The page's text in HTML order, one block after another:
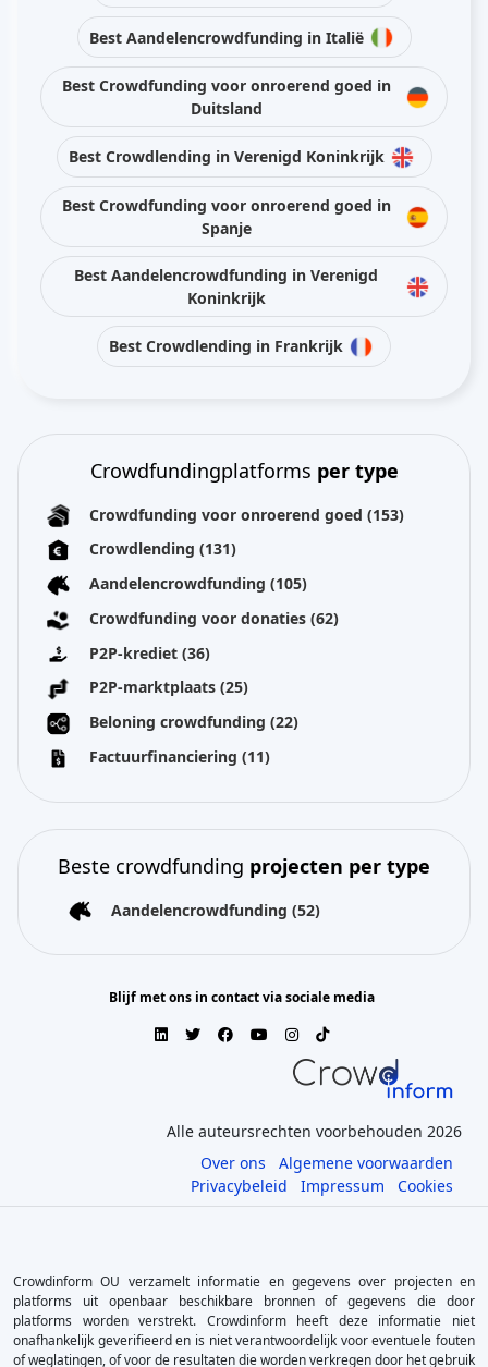
Best Aandelencrowdfunding in Italië
Best Crowdfunding voor onroerend goed in
Duitsland
Best Crowdlending in Verenigd Koninkrijk
Best Crowdfunding voor onroerend goed in
Spanje
Best Aandelencrowdfunding in Verenigd
Koninkrijk
Best Crowdlending in Frankrijk
Crowdfundingplatforms per type
Crowdfunding voor onroerend goed (153)
Crowdlending (131)
Aandelencrowdfunding (105)
Crowdfunding voor donaties (62)
P2P-krediet (36)
P2P-marktplaats (25)
Beloning crowdfunding (22)
Factuurfinanciering (11)
Beste crowdfunding projecten per type
Aandelencrowdfunding (52)
Blijf met ons in contact via sociale media
Alle auteursrechten voorbehouden 2026
Over ons
Algemene voorwaarden
Privacybeleid
Impressum Cookies
Crowdinform OU verzamelt informatie en gegevens over projecten en
platforms uit openbaar beschikbare bronnen of gegevens die door
platforms worden verstrekt. Crowdinform heeft deze informatie niet
onafhankelijk geverifieerd en is niet verantwoordelijk voor eventuele fouten
of weglatingen, of voor de resultaten die worden verkregen door het gebruik